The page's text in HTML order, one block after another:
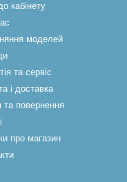
кабінету
моделей
та сервіс
і доставка
та повернення
про магазин